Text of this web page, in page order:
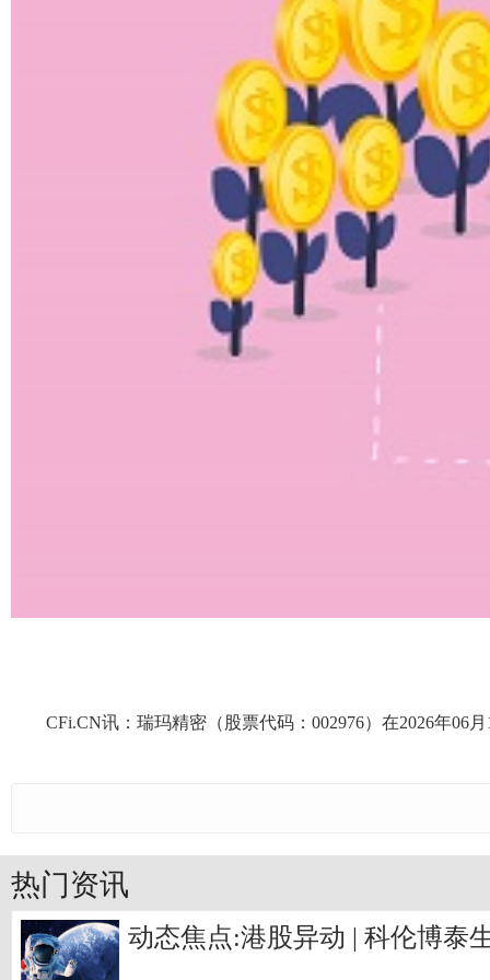
CFi.CN讯：瑞玛精密（股票代码：002976）在2026年06
热门资讯
动态焦点:港股异动 | 科伦博泰